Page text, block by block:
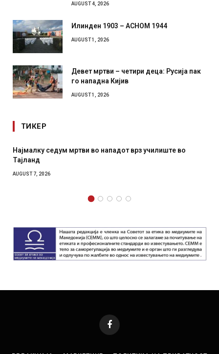
AUGUST 4, 2026
Илинден 1903 – АСНОМ 1944
AUGUST 1, 2026
Девет мртви – четири деца: Русија пак
го нападна Кијив
AUGUST 1, 2026
ТИКЕР
Најмалку седум мртви во нападот врз училиште во
Тајланд
AUGUST 7, 2026
Facebook